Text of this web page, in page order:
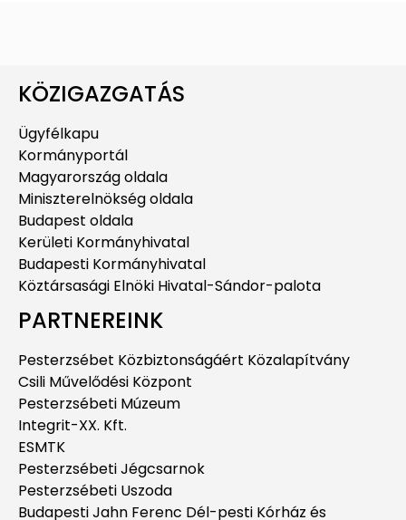
KÖZIGAZGATÁS
Ügyfélkapu
Kormányportál
Magyarország oldala
Miniszterelnökség oldala
Budapest oldala
Kerületi Kormányhivatal
Budapesti Kormányhivatal
Köztársasági Elnöki Hivatal-Sándor-palota
PARTNEREINK
Pesterzsébet Közbiztonságáért Közalapítvány
Csili Művelődési Központ
Pesterzsébeti Múzeum
Integrit-XX. Kft.
ESMTK
Pesterzsébeti Jégcsarnok
Pesterzsébeti Uszoda
Budapesti Jahn Ferenc Dél-pesti Kórház és